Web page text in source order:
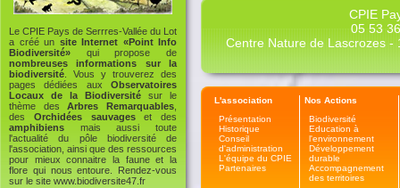
Le CPIE Pays de Serrres-Vallée du Lot
a créé un site Internet «Point Info
Biodiversité» qui propose de
nombreuses informations sur la
biodiversité . Vous y trouverez des
pages dédiées aux Observatoires
Locaux de la Biodiversité sur le
thème desArbres Remarquables
des Orchidées sauvageset des
amphibiens mais aussi toute
l'actualité du pôle biodiversité de
l'association, ainsi que des ressources
pour mieux connaitre la faune et la
flore qui nous entoure. Rendez-vous
sur le site www.biodiversite47.fr
CPIE
05 53
Centre Nature de Lascrozes -
L'association
Présentation
Historique
Conseil
d'administration
L'équipe du CPIE
Partenaires
Nos Actions
Biodiversité
Education à
l'environnement
Développement
durable
Accompagnement
des territoires